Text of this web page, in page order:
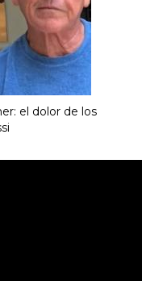
el dolor de los